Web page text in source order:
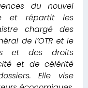
du nouvel
et répartit les
chargé des
de l’OTR et le
et des droits
et de célérité
Elle vise